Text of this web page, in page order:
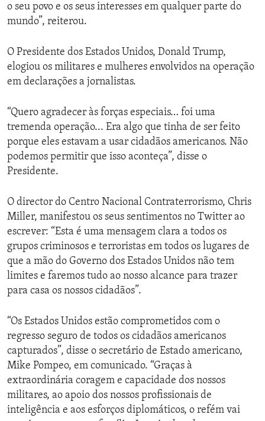
o seu povo e os seus interesses em qualquer parte do
mundo”, reiterou.
O Presidente dos Estados Unidos, Donald Trump,
elogiou os militares e mulheres envolvidos na operação
em declarações a jornalistas.
“Quero agradecer às forças especiais… foi uma
tremenda operação... Era algo que tinha de ser feito
porque eles estavam a usar cidadãos americanos. Não
podemos permitir que isso aconteça”, disse o
Presidente.
O director do Centro Nacional Contraterrorismo, Chris
Miller, manifestou os seus sentimentos no Twitter ao
escrever: “Esta é uma mensagem clara a todos os
grupos criminosos e terroristas em todos os lugares de
que a mão do Governo dos Estados Unidos não tem
limites e faremos tudo ao nosso alcance para trazer
para casa os nossos cidadãos”.
“Os Estados Unidos estão comprometidos com o
regresso seguro de todos os cidadãos americanos
capturados”, disse o secretário de Estado americano,
Mike Pompeo, em comunicado. “Graças à
extraordinária coragem e capacidade dos nossos
militares, ao apoio dos nossos profissionais de
inteligência e aos esforços diplomáticos, o refém vai